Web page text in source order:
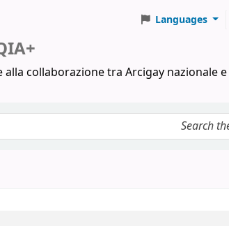
Languages
collaborazione tra Arcigay nazionale